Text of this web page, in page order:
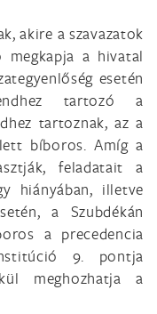
akire a szavazatok
a hivatal
esetén
tartozó a
tartoznak, az a
bíboros. Amíg a
feladatait a
hiányában, illetve
a Szubdékán
a precedencia
9. pontja
meghozhatja a